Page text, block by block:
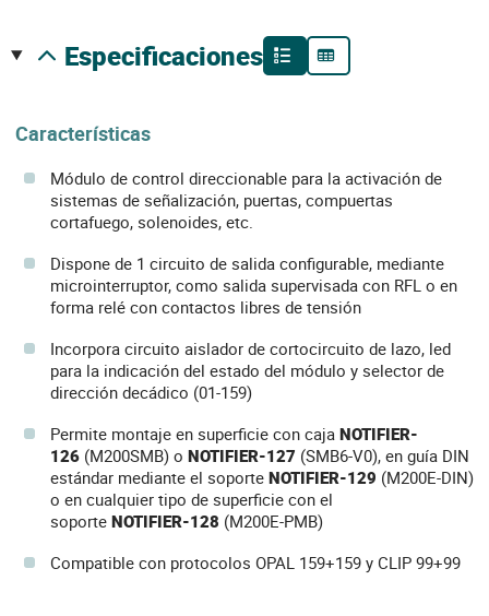
especificaciones
Características
Módulo de control direccionable para la activación de
sistemas de señalización, puertas, compuertas
cortafuego, solenoides, etc.
Dispone de 1 circuito de salida configurable, mediante
microinterruptor, como salida supervisada con RFL o en
forma relé con contactos libres de tensión
Incorpora circuito aislador de cortocircuito de lazo, led
para la indicación del estado del módulo y selector de
dirección decádico (01-159)
Permite montaje en superficie con caja NOTIFIER-
126 (M200SMB) o NOTIFIER-127 (SMB6-V0), en guía DIN
estándar mediante el soporte NOTIFIER-129 (M200E-DIN)
o en cualquier tipo de superficie con el
soporte NOTIFIER-128 (M200E-PMB)
Compatible con protocolos OPAL 159+159 y CLIP 99+99